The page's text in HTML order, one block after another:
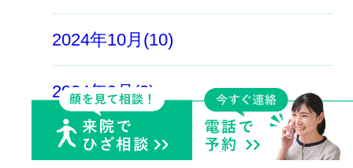
2024年10月(10)
2024年9月(3)
2024年8月(2)